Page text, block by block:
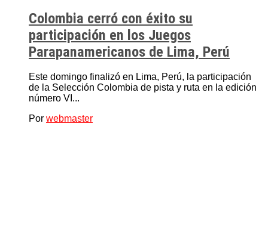
Colombia cerró con éxito su
participación en los Juegos
Parapanamericanos de Lima, Perú
Este domingo finalizó en Lima, Perú, la participación
de la Selección Colombia de pista y ruta en la edición
número VI...
Por webmaster